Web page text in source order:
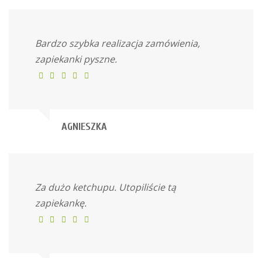
Bardzo szybka realizacja zamówienia,
zapiekanki pyszne.
AGNIESZKA
Za dużo ketchupu. Utopiliście tą
zapiekankę.